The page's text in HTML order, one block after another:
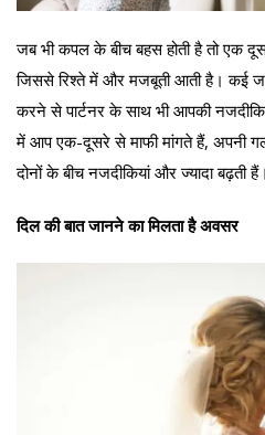
जब भी कपल के बीच बहस होती है तो एक
जिससे रिश्ते में और मजबूती आती है। कई
करने से पार्टनर के साथ भी आपकी
में आप एक-दूसरे से माफी मांगते हैं, अपनी
दोनों के बीच नजदीकियां और ज्यादा बढ़ती हैं।
दिल की बात जानने का मिलता है अवसर